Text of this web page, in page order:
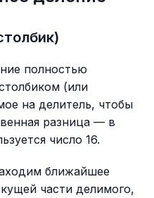
полностью
(или
на делитель, чтобы
разница — в
число 16.
ближайшее
части делимого,